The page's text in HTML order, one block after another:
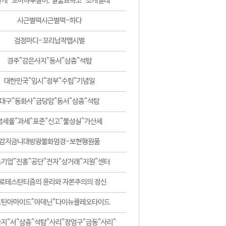
시근벌떡시근벌떡-하다
검정마디-꼬리납작맵시벌
경주^감은사지^동서^삼층^석탑
대한민국^임시^정부^수립^기념일
대구^동화사^금당암^동서^삼층^석탑
세율^과세^표준^신고^불성실^가산세
지금니대방광불화엄경-보현행원품
업^진흥^공단^전자^상거래^지원^센터
테스탄티즘의 윤리와 자본주의의 정신
아마이드^아데닌^다이뉴클레오타이드
^서^삼층^석탑^사리^장엄구^금동^사리^